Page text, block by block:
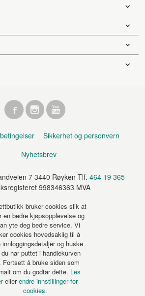
Sikkerhet og personvern
Nyhetsbrev
7 3440 Røyken Tlf. 464 19 365 -
998346363 MVA
bruker cookies slik at
en bedre kjøpsopplevelse og
yte deg bedre service. Vi
cookies hovedsaklig til å
innloggingsdetaljer og huske
du har puttet i handlekurven
Fortsett å bruke siden som
om du godtar dette. Les
ellerendre innstillinger for
cookies.